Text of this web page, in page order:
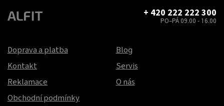
+ 420 222 222 300
PO–PÁ 09.00 - 16.00
Doprava a platba
Kontakt
Reklamace
Obchodní podmínky
Blog
Servis
O nás